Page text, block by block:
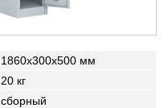
1860x300x500 мм
20 кг
сборный